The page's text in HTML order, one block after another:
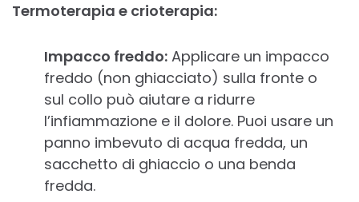
Termoterapia e crioterapia:
Impacco freddo: Applicare un impacco
freddo (non ghiacciato) sulla fronte o
sul collo può aiutare a ridurre
l’infiammazione e il dolore. Puoi usare un
panno imbevuto di acqua fredda, un
sacchetto di ghiaccio o una benda
fredda.